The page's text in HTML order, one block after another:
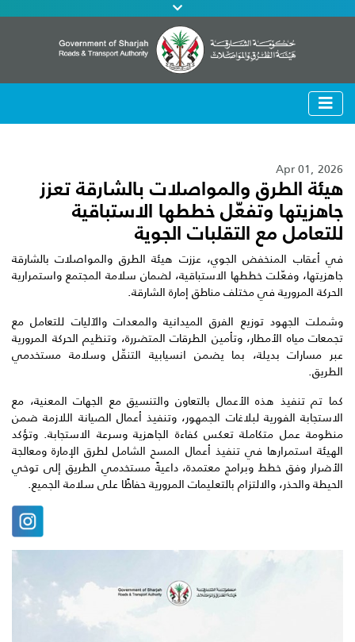
Apr 01, 2026
هيئة الطرق والمواصلات بالشارقة تعزز
جاهزيتها وتفعّل خططها الاستباقية
للتعامل مع التقلبات الجوية
في أعقاب المنخفض الجوي، عززت هيئة الطرق والمواصلات بالشارقة
جاهزيتها، وفعّلت خططها الاستباقية، لضمان سلامة المجتمع واستمرارية
الحركة المرورية في مختلف مناطق إمارة الشارقة.
وشملت الجهود توزيع الفرق الميدانية والمعدات والآليات للتعامل مع
تجمعات مياه الأمطار، وتأمين الطرقات المتضررة، وتنظيم الحركة المرورية
عبر مسارات بديلة، بما يضمن انسيابية التنقّل وسلامة مستخدمي
الطريق.
كما تم تنفيذ هذه الأعمال بالتعاون والتنسيق مع الجهات المعنية، مع
الاستجابة الفورية لبلاغات الجمهور، وتنفيذ أعمال الصيانة اللازمة ضمن
منظومة عمل متكاملة تعكس كفاءة الجاهزية وسرعة الاستجابة. وتؤكد
الهيئة استمرارها في تنفيذ أعمال المسح الشامل لطرق الإمارة ومعالجة
الأضرار وفق خطط وبرامج معتمدة، داعيةً مستخدمي الطريق إلى توخي
الحيطة والحذر، والالتزام بالتعليمات المرورية حفاظًا على سلامة الجميع.